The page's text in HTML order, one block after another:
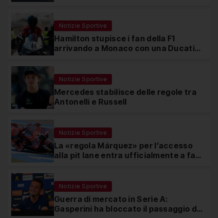
Notizie Sportive
Hamilton stupisce i fan della F1
arrivando a Monaco con una Ducati
Notizie Sportive
Mercedes stabilisce delle regole tra
Antonelli e Russell
Notizie Sportive
La «regola Márquez» per l’accesso
alla pit lane entra ufficialmente a far
Notizie Sportive
Guerra di mercato in Serie A:
Gasperini ha bloccato il passaggio di